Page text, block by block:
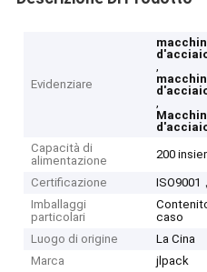
Evidenziare
,
,
Capacità di
alimentazione
200
Certificazione
ISO9001
Imballaggi
particolari
caso
Luogo di origine
La Cina
Marca
jlpack